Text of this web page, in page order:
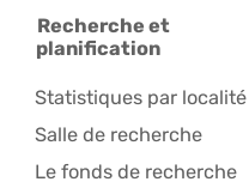
Recherche et
planification
Statistiques par localité
Salle de recherche
Le fonds de recherche